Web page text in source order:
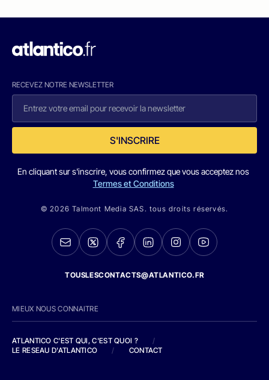
RECEVEZ NOTRE NEWSLETTER
S'INSCRIRE
En cliquant sur s'inscrire, vous confirmez que vous acceptez nos
Termes et Conditions
© 2026 Talmont Media SAS. tous droits réservés.
TOUSLESCONTACTS@ATLANTICO.FR
MIEUX NOUS CONNAITRE
ATLANTICO C'EST QUI, C'EST QUOI ?
/
LE RESEAU D'ATLANTICO
/ CONTACT